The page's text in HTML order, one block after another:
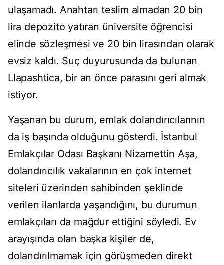
ulaşamadı. Anahtarı teslim almadan 20 bin
lira depozito yatıran üniversite öğrencisi
elinde sözleşmesi ve 20 bin lirasından olarak
evsiz kaldı. Suç duyurusunda da bulunan
Llapashtica, bir an önce parasını geri almak
istiyor.
Yaşanan bu durum, emlak dolandırıcılarının
da iş başında olduğunu gösterdi. İstanbul
Emlakçılar Odası Başkanı Nizamettin Aşa,
dolandırıcılık vakalarının en çok internet
siteleri üzerinden sahibinden şeklinde
verilen ilanlarda yaşandığını, bu durumun
emlakçıları da mağdur ettiğini söyledi. Ev
arayışında olan başka kişiler de,
dolandırılmamak için görüşmeden direkt